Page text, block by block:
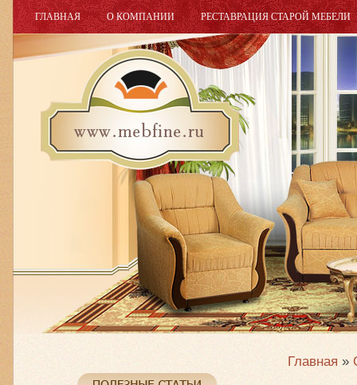
ГЛАВНАЯ О КОМПАНИИ РЕСТАВРАЦИЯ СТАРОЙ МЕБЕЛИ
Главная »